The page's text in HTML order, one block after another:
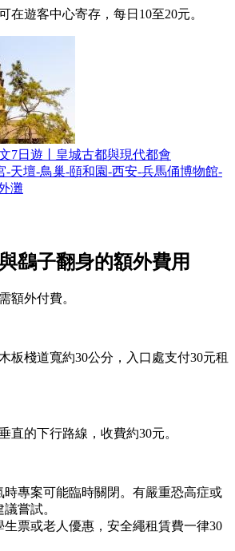
在遊客中心寄存，每日10至20元。
7日遊丨皇城古都與現代都會
-天壇-鳥巢-頤和園-西安-兵馬俑博物館-
灘
鷂子翻身的額外費用
額外付費。
板棧道寬約30公分，入口處支付30元租
直的下行路線，收費約30元。
時專案可能臨時關閉。有嚴重恐高症或
嘗試。
生票或老人優惠，安全繩租賃費一律30